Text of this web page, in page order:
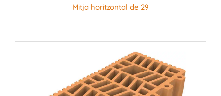
Mitja horitzontal de 29